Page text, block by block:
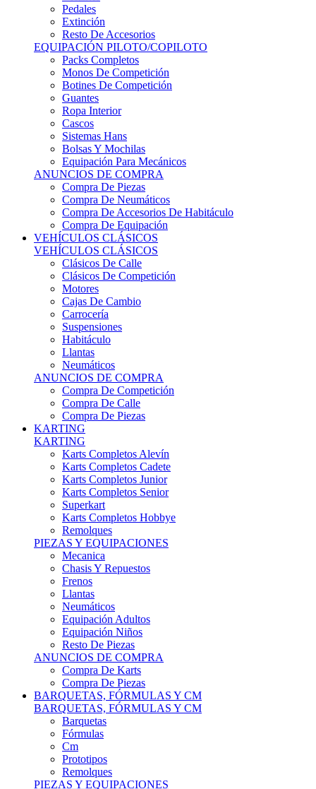
Extinción
Resto De Accesorios
EQUIPACIÓN PILOTO/COPILOTO
Packs Completos
Monos De Competición
Botines De Competición
Guantes
Ropa Interior
Cascos
Sistemas Hans
Bolsas Y Mochilas
Equipación Para Mecánicos
ANUNCIOS DE COMPRA
Compra De Piezas
Compra De Neumáticos
Compra De Accesorios De Habitáculo
Compra De Equipación
VEHÍCULOS CLÁSICOS
VEHÍCULOS CLÁSICOS
Clásicos De Calle
Clásicos De Competición
Motores
Cajas De Cambio
Carrocería
Suspensiones
Habitáculo
Llantas
Neumáticos
ANUNCIOS DE COMPRA
Compra De Competición
Compra De Calle
Compra De Piezas
KARTING
KARTING
Karts Completos Alevín
Karts Completos Cadete
Karts Completos Junior
Karts Completos Senior
Superkart
Karts Completos Hobbye
Remolques
PIEZAS Y EQUIPACIONES
Mecanica
Chasis Y Repuestos
Frenos
Llantas
Neumáticos
Equipación Adultos
Equipación Niños
Resto De Piezas
ANUNCIOS DE COMPRA
Compra De Karts
Compra De Piezas
BARQUETAS, FÓRMULAS Y CM
BARQUETAS, FÓRMULAS Y CM
Barquetas
Fórmulas
Cm
Prototipos
Remolques
PIEZAS Y EQUIPACIONES
Mecánica